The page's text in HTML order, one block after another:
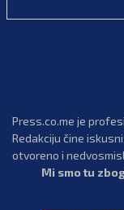
Press.co.me je
Redakciju čine
otvoreno i
Mi smo tu